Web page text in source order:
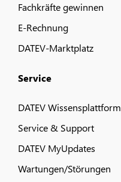
Fachkräfte gewinnen
E-Rechnung
DATEV-Marktplatz
Service
DATEV Wissensplattform
Service & Support
DATEV MyUpdates
Wartungen/Störungen